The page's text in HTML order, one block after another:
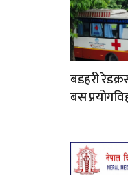
बडहरी
बस